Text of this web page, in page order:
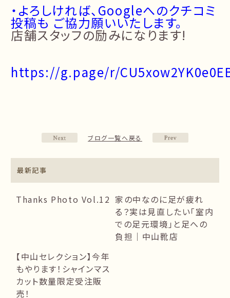
・よろしければ、Googleへのクチコミ
投稿も ご協力願いいたします。
店舗スタッフの励みになります!
https://g.page/r/
ブログ一覧へ戻る
最新記事
Thanks Photo Vol.12 家の中なのに足が疲れ
る？実は見直したい「室内
での足元環境」と足への
負担｜中山靴店
【中山セレクション】今年
もやります！シャインマス
カット数量限定受注販
売！